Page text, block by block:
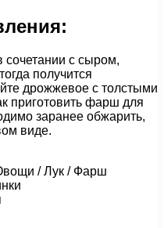
сочетании с сыром,
получится
дрожжевое с толстыми
приготовить фарш для
заранее обжарить,
виде.
/ Лук / Фарш